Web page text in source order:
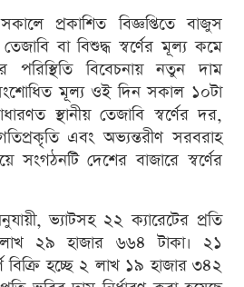
প্রকাশিত বিজ্ঞপ্তিতে বাজুস
তেজাবি বা বিশুদ্ধ স্বর্ণের মূল্য কমে
পরিস্থিতি বিবেচনায় নতুন দাম
মূল্য ওই দিন সকাল ১০টা
স্থানীয় তেজাবি স্বর্ণের দর,
এবং অভ্যন্তরীণ সরবরাহ
সংগঠনটি দেশের বাজারে স্বর্ণের
ভ্যাটসহ ২২ ক্যারেটের প্রতি
২৯ হাজার ৬৬৪ টাকা। ২১
বিক্রি হচ্ছে ২ লাখ ১৯ হাজার ৩৪২